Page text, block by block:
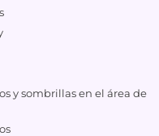
y sombrillas en el área de